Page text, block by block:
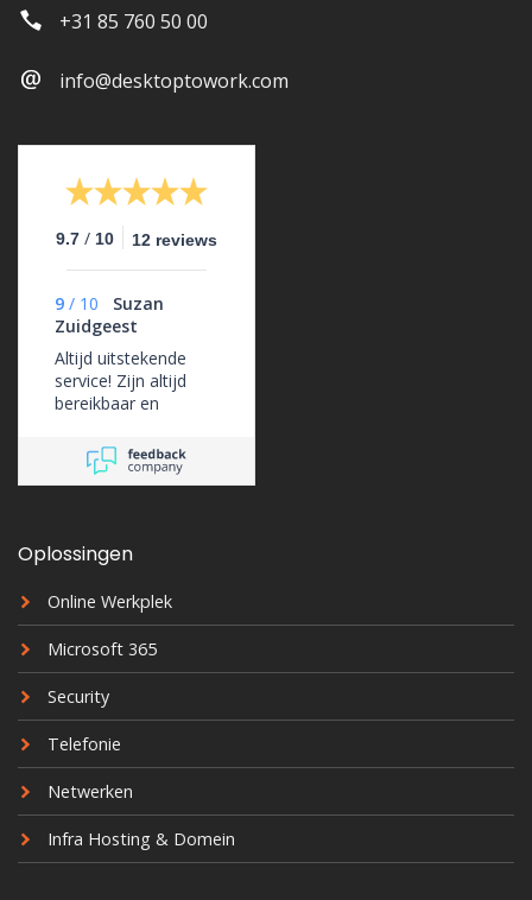
+31 85 760 50 00
info@desktoptowork.com
9.7 / 10 12 reviews
9 / 10
Suzan
Zuidgeest
Altijd uitstekende
service! Zijn altijd
bereikbaar en
erg goed.
Oplossingen
Online Werkplek
Microsoft 365
Security
Telefonie
Netwerken
Infra Hosting & Domein